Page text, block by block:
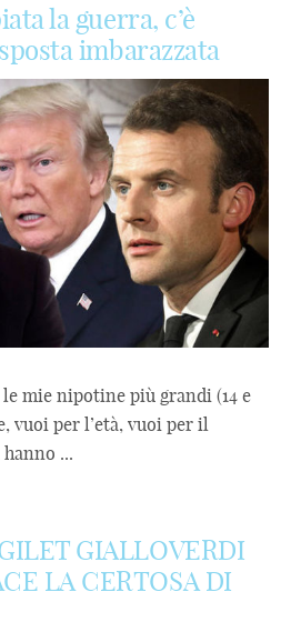
la guerra, c’è
imbarazzata
le mie nipotine più grandi (14 e
vuoi per l’età, vuoi per il
...
GIALLOVERDI
LA CERTOSA DI